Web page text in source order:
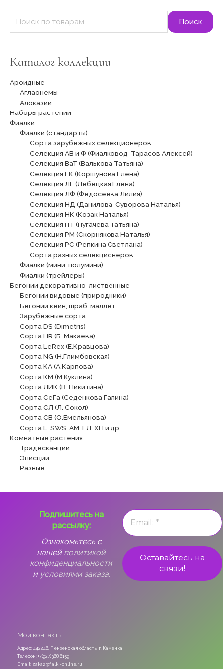
Поиск
Каталог коллекции
Ароидные
Аглаонемы
Алоказии
Наборы растений
Фиалки
Фиалки (стандарты)
Сорта зарубежных селекционеров
Селекция АВ и Ф (Фиалковод-Тарасов Алексей)
Селекция ВаТ (Валькова Татьяна)
Селекция ЕК (Коршунова Елена)
Селекция ЛЕ (Лебецкая Елена)
Селекция ЛФ (Федосеева Лилия)
Селекция НД (Данилова-Суворова Наталья)
Селекция НК (Козак Наталья)
Селекция ПТ (Пугачева Татьяна)
Селекция РМ (Скорнякова Наталья)
Селекция РС (Репкина Светлана)
Сорта разных селекционеров
Фиалки (мини, полумини)
Фиалки (трейлеры)
Бегонии декоративно-лиственные
Бегонии видовые (природники)
Бегонии кейн, шраб, маллет
Зарубежные сорта
Сорта DS (Dimetris)
Сорта HR (Б. Макаева)
Сорта LeRex (Е.Кравцова)
Сорта NG (Н.Глимбовская)
Сорта КА (А.Карпова)
Сорта КМ (М.Куклина)
Сорта ЛИК (В. Никитина)
Сорта СеГа (Седенкова Галина)
Сорта СЛ (Л. Сокол)
Сорта СВ (О.Емельянова)
Сорта L, SWS, АМ, ЕЛ, ХН и др.
Комнатные растения
Традесканции
Эписции
Разные
Подпишитесь на
рассылку:
Ознакомьтесь с
нашей политикой
конфиденциальности
и условиями заказа.
Мои контакты:
Адрес: 442246, Пензенская область, г. Каменка
Телефон: +7(927)368 6159
Email: zakaz@fialki-online.ru